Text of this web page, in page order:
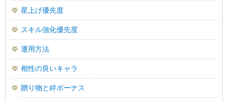
星上げ優先度
スキル強化優先度
運用方法
相性の良いキャラ
贈り物と絆ボーナス